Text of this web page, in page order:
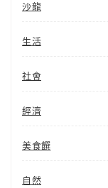
沙龍
生活
社會
經濟
美食饌
自然